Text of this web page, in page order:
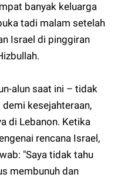
banyak keluarga
tadi malam setelah
Israel di pinggiran
alun saat ini – tidak
kesejahteraan,
di Lebanon. Ketika
rencana Israel,
"Saya tidak tahu
membunuh dan